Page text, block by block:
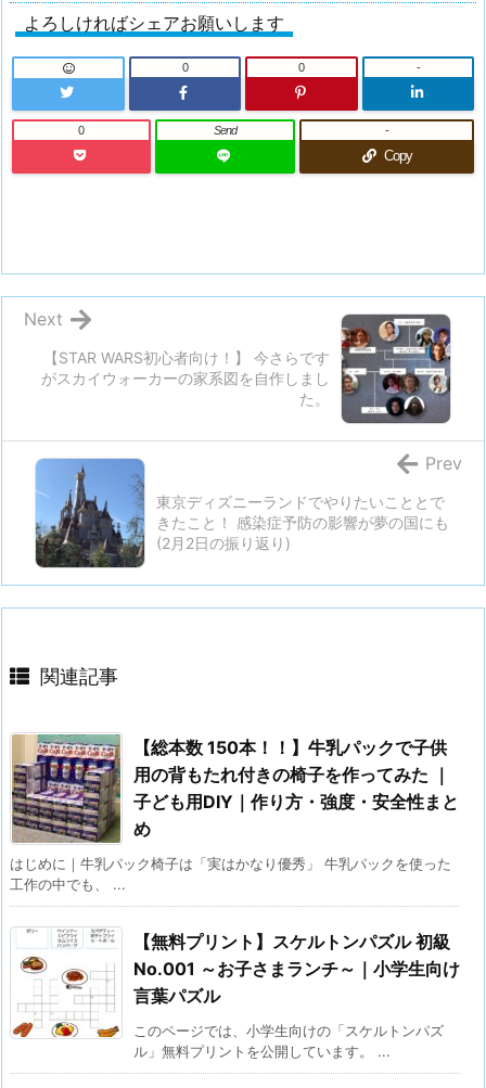
よろしければシェアお願いします
0 0 -
0 Send
Copy
-
【STAR WARS初心者向け！】 今さらです
がスカイウォーカーの家系図を自作しまし
た。
Next
東京ディズニーランドでやりたいこととで
きたこと！ 感染症予防の影響が夢の国にも
(2月2日の振り返り)
Prev
関連記事
【総本数 150本！！】牛乳パックで子供
用の背もたれ付きの椅子を作ってみた ｜
子ども用DIY｜作り方・強度・安全性まと
め
はじめに｜牛乳パック椅子は「実はかなり優秀」 牛乳パックを使った
工作の中でも、 ...
【無料プリント】スケルトンパズル 初級
No.001 ～お子さまランチ～｜小学生向け
言葉パズル
このページでは、小学生向けの「スケルトンパズ
ル」無料プリントを公開しています。 ...